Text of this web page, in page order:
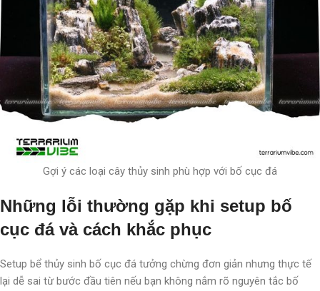
Gợi ý các loại cây thủy sinh phù hợp với bố cục đá
Những lỗi thường gặp khi setup bố
cục đá và cách khắc phục
Setup bể thủy sinh bố cục đá tưởng chừng đơn giản nhưng thực tế
lại dễ sai từ bước đầu tiên nếu bạn không nắm rõ nguyên tắc bố